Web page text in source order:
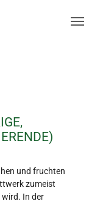
und fruchten
zumeist
In der